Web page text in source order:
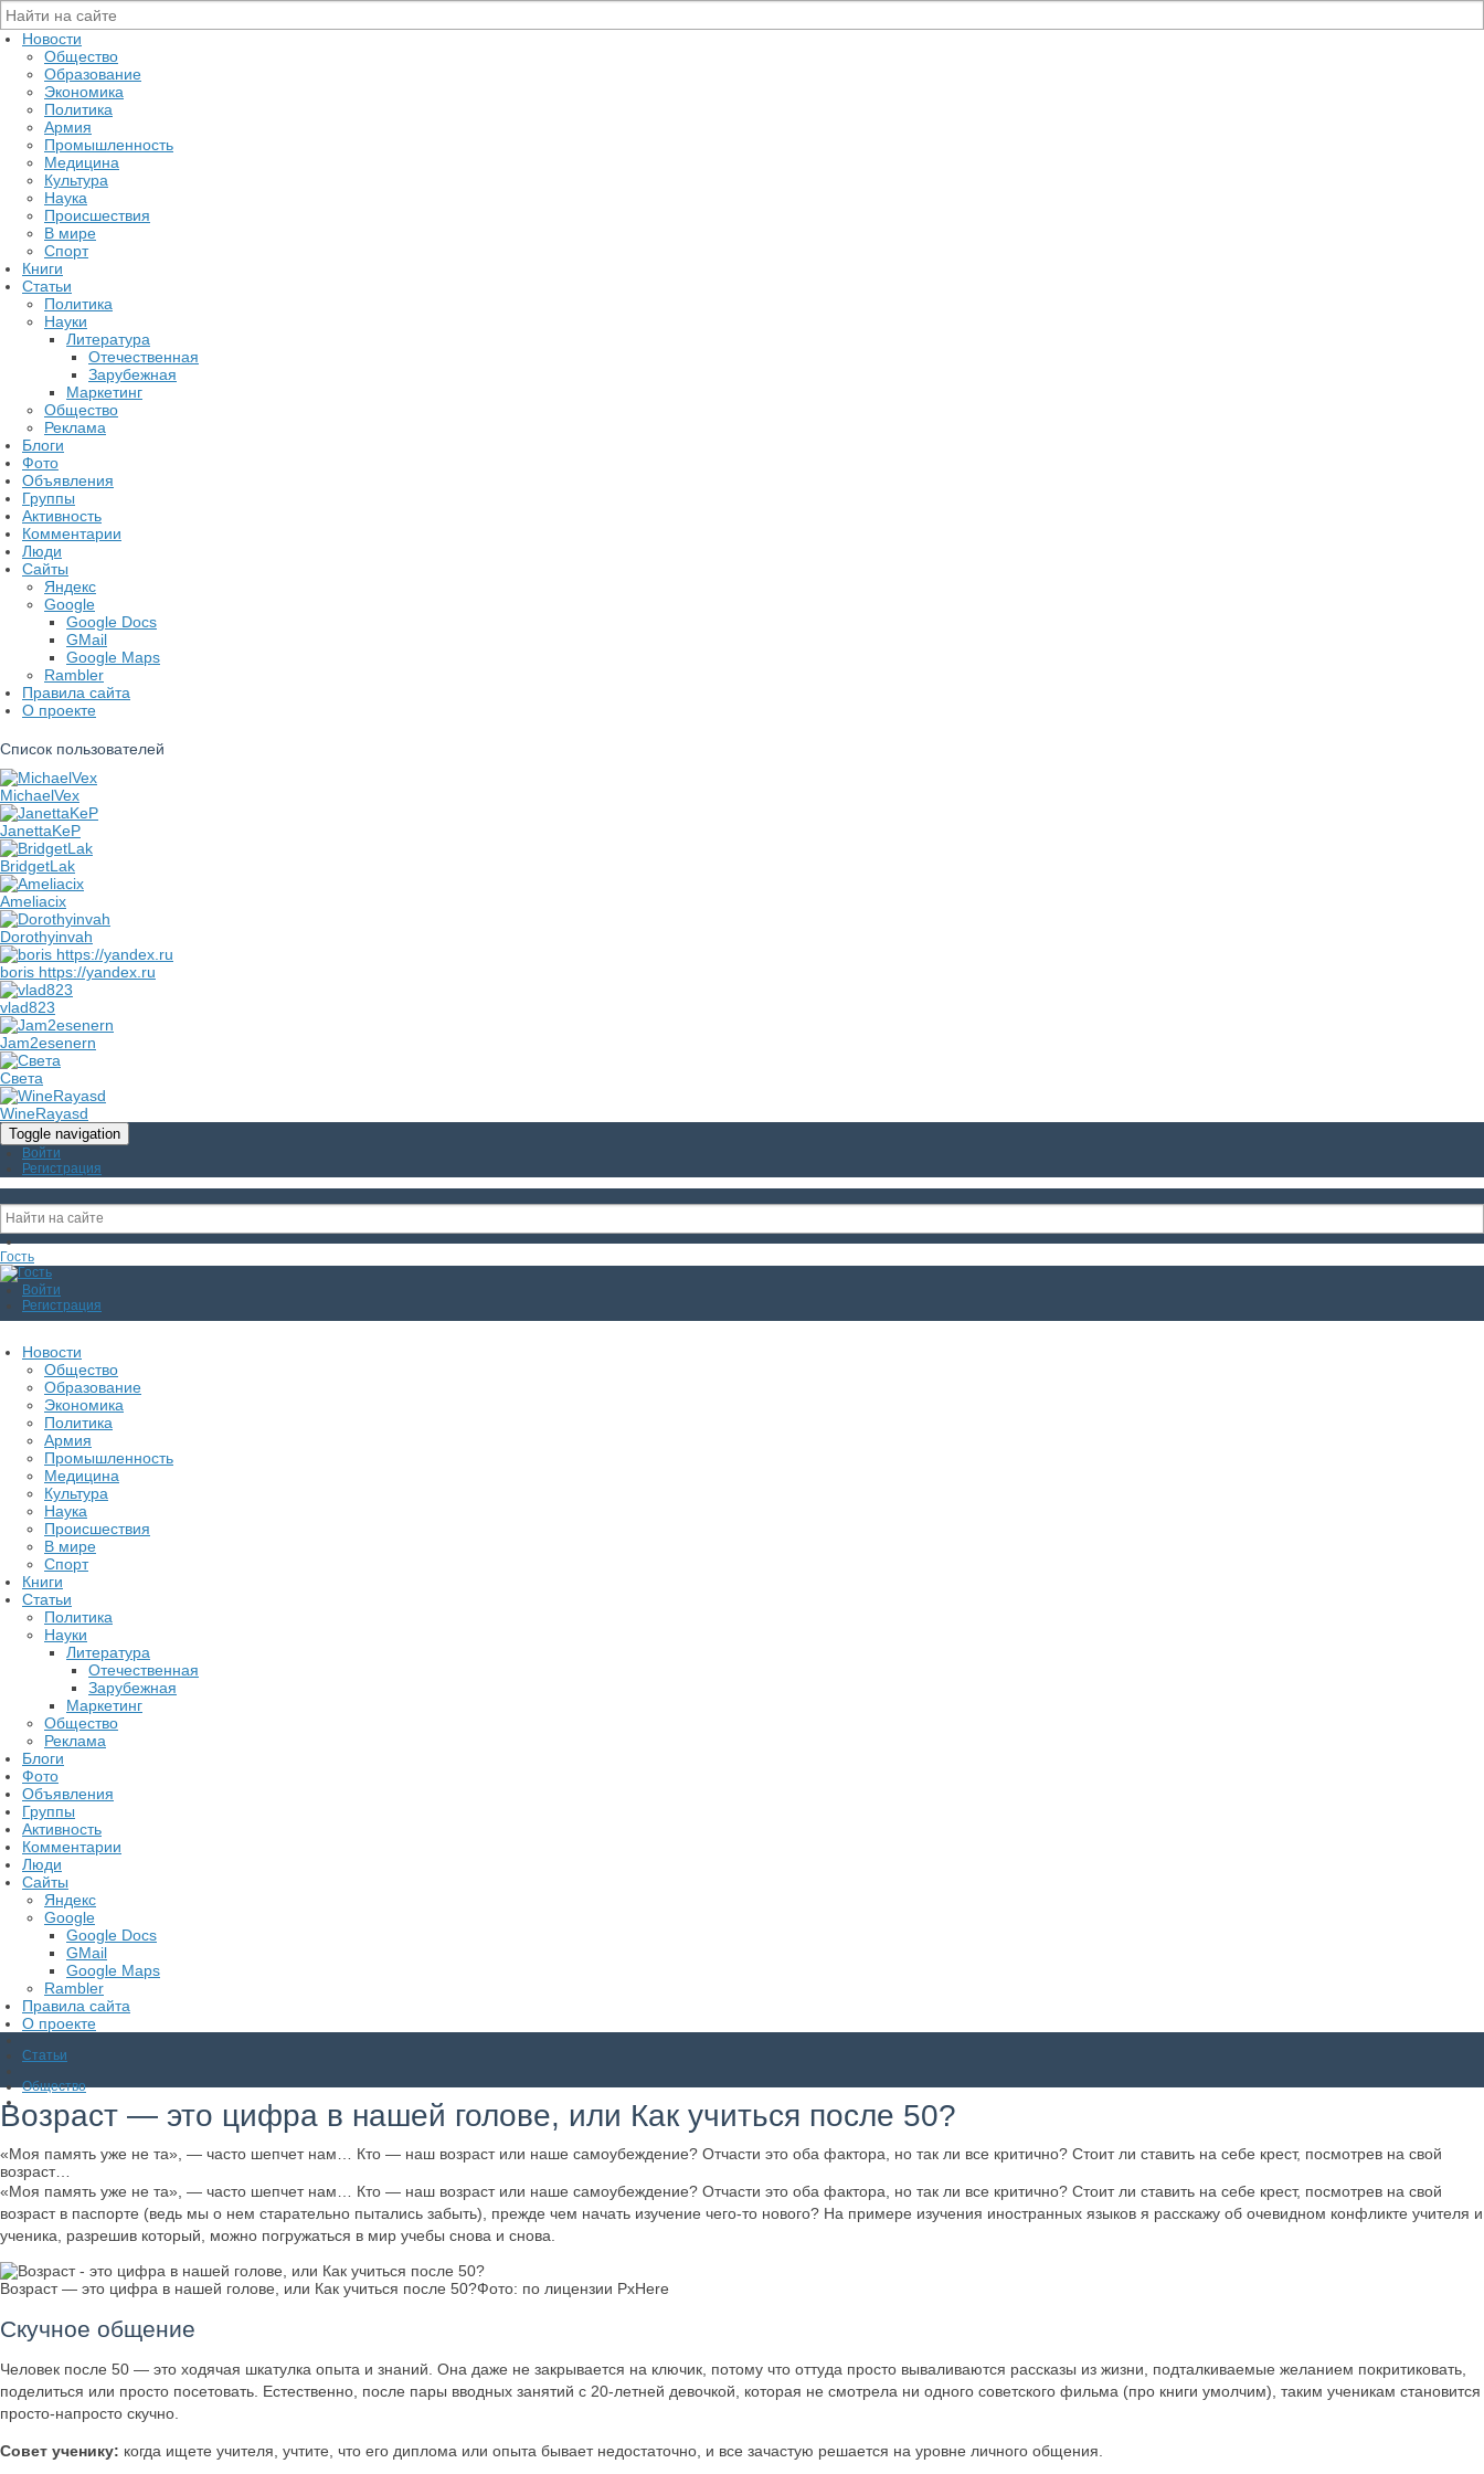
Новости
Общество
Образование
Экономика
Политика
Армия
Промышленность
Медицина
Культура
Наука
Происшествия
В мире
Спорт
Книги
Статьи
Политика
Науки
Литература
Отечественная
Зарубежная
Маркетинг
Общество
Реклама
Блоги
Фото
Объявления
Группы
Активность
Комментарии
Люди
Сайты
Яндекс
Google
Google Docs
GMail
Google Maps
Rambler
Правила сайта
О проекте
Список пользователей
MichaelVex
JanettaKeP
BridgetLak
Ameliacix
Dorothyinvah
boris https://yandex.ru
vlad823
Jam2esenern
Света
WineRayasd
Toggle navigation
Войти
Регистрация
Гость
Войти
Регистрация
Новости
Общество
Образование
Экономика
Политика
Армия
Промышленность
Медицина
Культура
Наука
Происшествия
В мире
Спорт
Книги
Статьи
Политика
Науки
Литература
Отечественная
Зарубежная
Маркетинг
Общество
Реклама
Блоги
Фото
Объявления
Группы
Активность
Комментарии
Люди
Сайты
Яндекс
Google
Google Docs
GMail
Google Maps
Rambler
Правила сайта
О проекте
Статьи
Общество
Возраст — это цифра в нашей голове, или Как учиться после 50?
«Моя память уже не та», — часто шепчет нам… Кто — наш возраст или наше самоубеждение? Отчасти это оба фактора, но так ли все критично? Стоит ли ставить на себе крест, посмотрев на свой
возраст…
«Моя память уже не та», — часто шепчет нам… Кто — наш возраст или наше самоубеждение? Отчасти это оба фактора, но так ли все критично? Стоит ли ставить на себе крест, посмотрев на свой
возраст в паспорте (ведь мы о нем старательно пытались забыть), прежде чем начать изучение чего-то нового? На примере изучения иностранных языков я расскажу об очевидном конфликте учителя и
ученика, разрешив который, можно погружаться в мир учебы снова и снова.
Возраст — это цифра в нашей голове, или Как учиться после 50?Фото: по лицензии PxHere
Скучное общение
Человек после 50 — это ходячая шкатулка опыта и знаний. Она даже не закрывается на ключик, потому что оттуда просто вываливаются рассказы из жизни, подталкиваемые желанием покритиковать,
поделиться или просто посетовать. Естественно, после пары вводных занятий с 20-летней девочкой, которая не смотрела ни одного советского фильма (про книги умолчим), таким ученикам становится
просто-напросто скучно.
Совет ученику: когда ищете учителя, учтите, что его диплома или опыта бывает недостаточно, и все зачастую решается на уровне личного общения.